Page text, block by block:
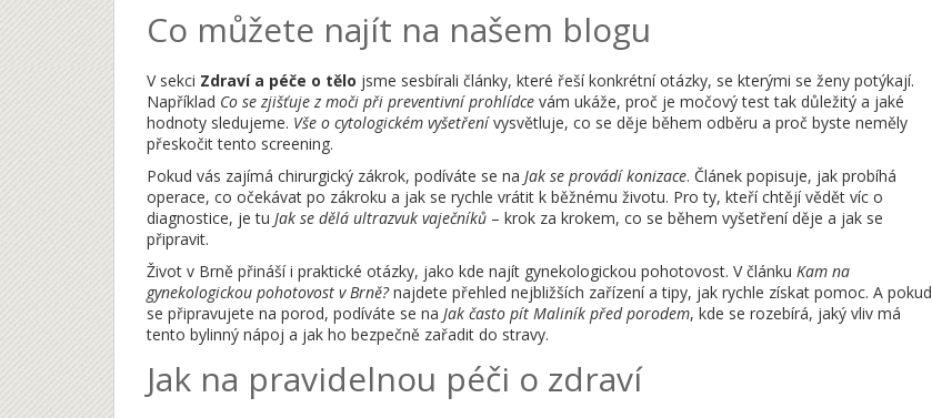
Co můžete najít na našem blogu
V sekci Zdraví a péče o tělo jsme sesbírali články, které řeší konkrétní otázky, se kterými se ženy potýkají.
Například Co se zjišťuje z moči při preventivní prohlídce vám ukáže, proč je močový test tak důležitý a jaké
hodnoty sledujeme. Vše o cytologickém vyšetřenívysvětluje, co se děje během odběru a proč byste neměly
přeskočit tento screening.
Pokud vás zajímá chirurgický zákrok, podíváte se na Jak se provádí konizace. Článek popisuje, jak probíhá
operace, co očekávat po zákroku a jak se rychle vrátit k běžnému životu. Pro ty, kteří chtějí vědět víc o
diagnostice, je tu Jak se dělá ultrazvuk vaječníků – krok za krokem, co se během vyšetření děje a jak se
připravit.
Život v Brně přináší i praktické otázky, jako kde najít gynekologickou pohotovost. V článku Kam na
gynekologickou pohotovost v Brně?najdete přehled nejbližších zařízení a tipy, jak rychle získat pomoc. A pokud
se připravujete na porod, podíváte se na Jak často pít Maliník před porodem, kde se rozebírá, jaký vliv má
tento bylinný nápoj a jak ho bezpečně zařadit do stravy.
Jak na pravidelnou péči o zdraví